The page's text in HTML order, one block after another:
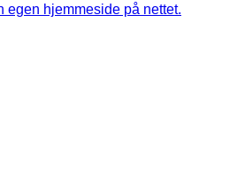
egen hjemmeside på nettet.